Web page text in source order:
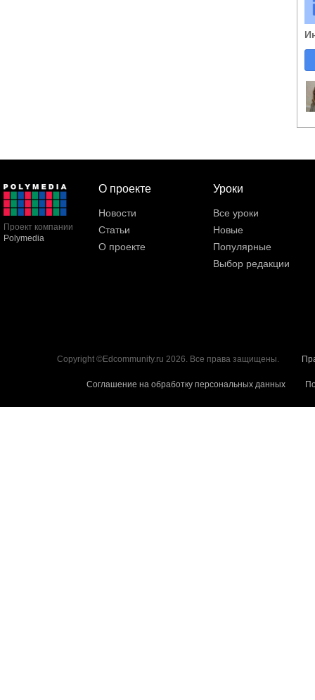
Проект компании
Polymedia
О проекте
Новости
Статьи
О проекте
Уроки
Все уроки
Новые
Популярные
Выбор редакции
Copyright ©Edcommunity.ru 2026. Все права защищены.
Соглашение на обработку персональных данных